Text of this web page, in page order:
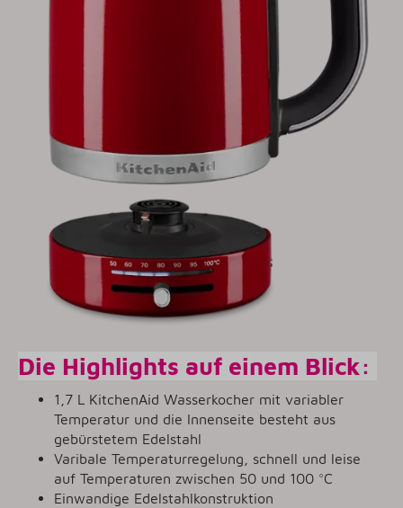
Die Highlights auf einem Blick:
1,7 L KitchenAid Wasserkocher mit variabler
Temperatur und die Innenseite besteht aus
gebürstetem Edelstahl
Varibale Temperaturregelung, schnell und leise
auf Temperaturen zwischen 50 und 100 °C
Einwandige Edelstahlkonstruktion